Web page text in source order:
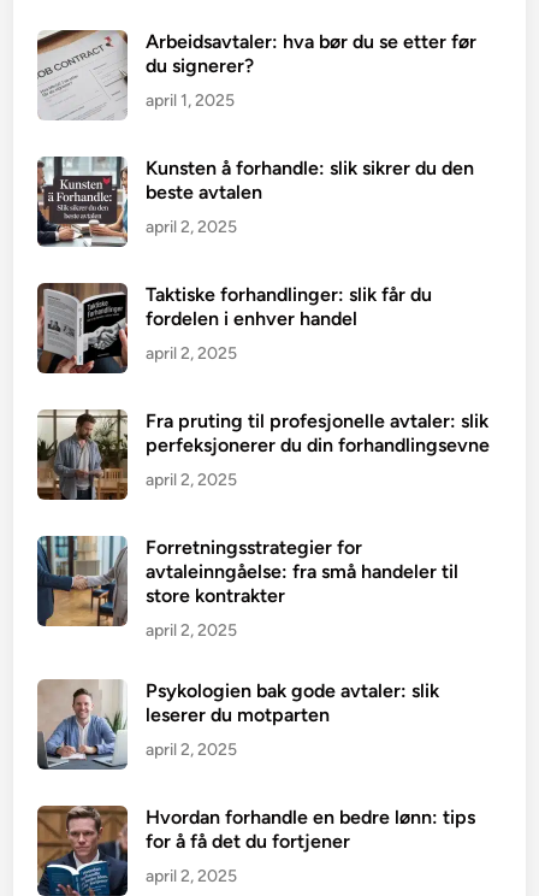
Arbeidsavtaler: hva bør du se etter før
du signerer?
april 1, 2025
Kunsten å forhandle: slik sikrer du den
beste avtalen
april 2, 2025
Taktiske forhandlinger: slik får du
fordelen i enhver handel
april 2, 2025
Fra pruting til profesjonelle avtaler: slik
perfeksjonerer du din forhandlingsevne
april 2, 2025
Forretningsstrategier for
avtaleinngåelse: fra små handeler til
store kontrakter
april 2, 2025
Psykologien bak gode avtaler: slik
leserer du motparten
april 2, 2025
Hvordan forhandle en bedre lønn: tips
for å få det du fortjener
april 2, 2025